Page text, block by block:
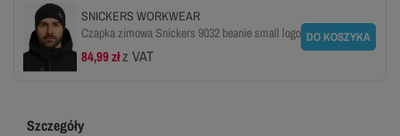
SNICKERS WORKWEAR
Czapka zimowa Snickers 9032 beanie small logo
84,99 złz VAT
DO KOSZYKA
Szczegóły